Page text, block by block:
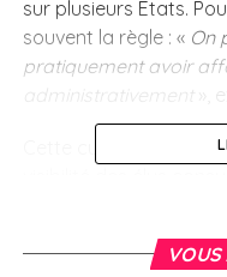
sur plusieurs États.
souvent la règle : «On
pratiquement avoir
administrativement
»,
Cette culture de
Canada. Selon lui, les
leurs élus
VOUS